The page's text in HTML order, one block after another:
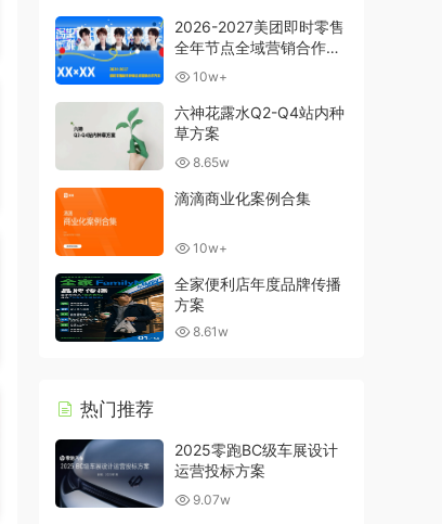
2026-2027美团即时零售
全年节点全域营销合作方
案 10w+
六神花露水Q2-Q4站内种
草方案
8.65w
滴滴商业化案例合集
10w+
全家便利店年度品牌传播
方案
8.61w
热门推荐
2025零跑BC级车展设计
运营投标方案
9.07w